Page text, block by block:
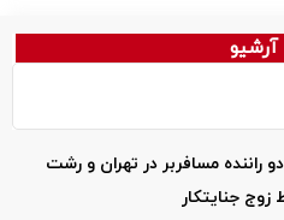
آرشیو
راننده مسافربر در تهران و رشت
زوج جنایتکار